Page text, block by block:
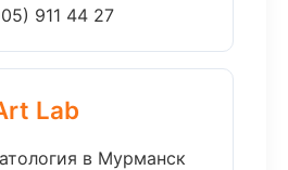
911 44 27
Lab
в Мурманск